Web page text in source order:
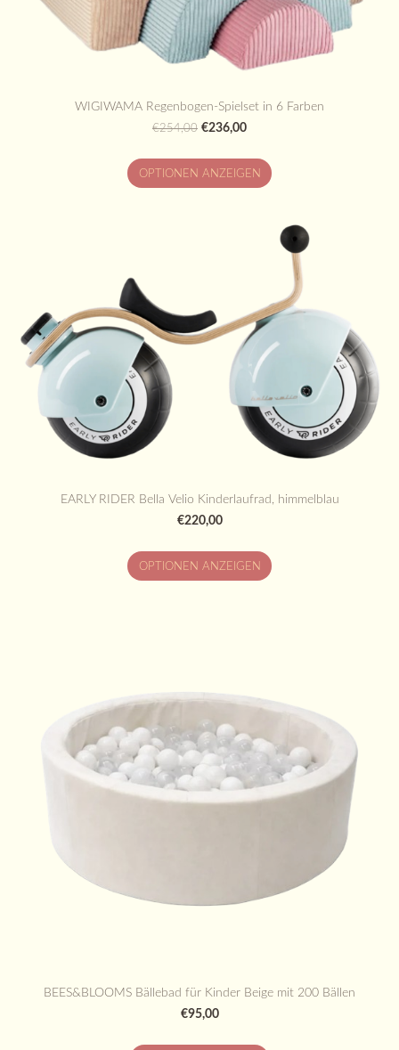
WIGIWAMA Regenbogen-Spielset in 6 Farben
€254,00 €236,00
OPTIONEN ANZEIGEN
EARLY RIDER Bella Velio Kinderlaufrad, himmelblau
€220,00
OPTIONEN ANZEIGEN
BEES&BLOOMS Bällebad für Kinder Beige mit 200 Bällen
€95,00